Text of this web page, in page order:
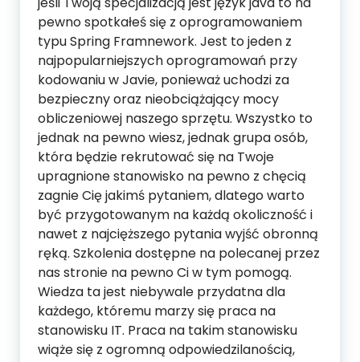
pewno spotkałeś się z oprogramowaniem
typu Spring Framnework. Jest to jeden z
najpopularniejszych oprogramowań przy
kodowaniu w Javie, ponieważ uchodzi za
bezpieczny oraz nieobciążający mocy
obliczeniowej naszego sprzętu. Wszystko to
jednak na pewno wiesz, jednak grupa osób,
która będzie rekrutować się na Twoje
upragnione stanowisko na pewno z chęcią
zagnie Cię jakimś pytaniem, dlatego warto
być przygotowanym na każdą okoliczność i
nawet z najcięższego pytania wyjść obronną
ręką. Szkolenia dostępne na polecanej przez
nas stronie na pewno Ci w tym pomogą.
Wiedza ta jest niebywale przydatna dla
każdego, któremu marzy się praca na
stanowisku IT. Praca na takim stanowisku
wiąże się z ogromną odpowiedzilanością,